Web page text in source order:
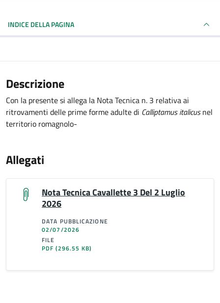
INDICE DELLA PAGINA
Descrizione
Con la presente si allega la Nota Tecnica n. 3 relativa ai
ritrovamenti delle prime forme adulte di Calliptamus italicusnel
territorio romagnolo-
Allegati
Nota Tecnica Cavallette 3 Del 2 Luglio
2026
DATA PUBBLICAZIONE
02/07/2026
FILE
PDF(296.55 KB)